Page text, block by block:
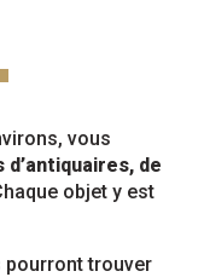
vous
d’antiquaires, de
objet y est
pourront trouver